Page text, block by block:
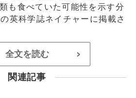
も食べていた可能性を示す分
英科学誌ネイチャーに掲載さ
全文を読む >
関連記事